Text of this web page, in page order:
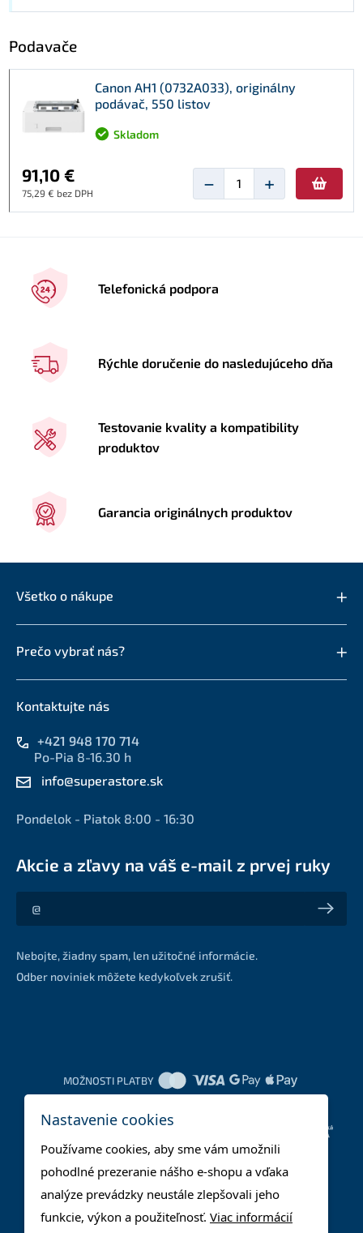
Podavače
Canon AH1 (0732A033), originálny
podávač, 550 listov
Skladom
91,10 €
75,29 € bez DPH − +
Telefonická podpora
Rýchle doručenie do nasledujúceho dňa
Testovanie kvality a kompatibility
produktov
Garancia originálnych produktov
Všetko o nákupe
Prečo vybrať nás?
Kontaktujte nás
+421 948 170 714
Po-Pia 8-16.30 h
info@superastore.sk
Pondelok - Piatok 8:00 - 16:30
Akcie a zľavy na váš e-mail z prvej ruky
Akcie a zľavy na váš e-mail z prvej ruky
Nebojte, žiadny spam, len užitočné informácie.
Odber noviniek môžete kedykoľvek zrušiť.
MOŽNOSTI PLATBY
Nastavenie cookies
Používame cookies, aby sme vám umožnili
pohodlné prezeranie nášho e-shopu a vďaka
analýze prevádzky neustále zlepšovali jeho
funkcie, výkon a použiteľnosť. Viac informácií